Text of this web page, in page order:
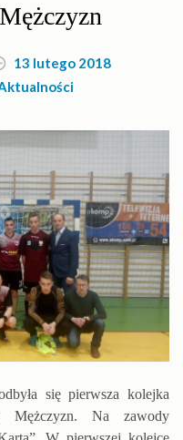
13 lutego 2018
się pierwsza kolejka
Mężczyzn. Na zawody